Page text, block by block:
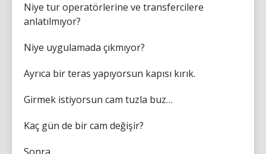
Niye tur operatörlerine ve transfercilere
anlatılmıyor?
Niye uygulamada çıkmıyor?
Ayrıca bir teras yapıyorsun kapısı kırık.
Girmek istiyorsun cam tuzla buz…
Kaç gün de bir cam değişir?